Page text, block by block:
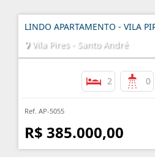
LINDO APARTAMENTO - VILA
Vila Pires - Santo André
2 0
Ref. AP-5055
R$ 385.000,00